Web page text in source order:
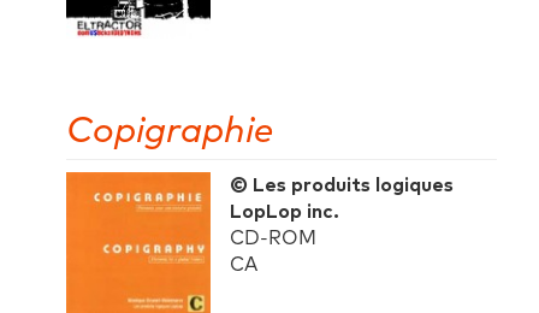
Copigraphie
© Les produits logiques
LopLop inc.
CD-ROM
CA